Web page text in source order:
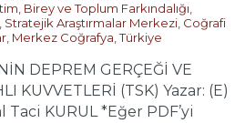
Birey ve Toplum Farkındalığı
Stratejik Araştırmalar Merkezi Coğrafi
Merkez Coğrafya ,Türkiye
DEPREM GERÇEĞİ VE
KUVVETLERİ (TSK) Yazar: (E)
KURUL *Eğer PDF’yi